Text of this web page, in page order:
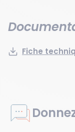
Fiche